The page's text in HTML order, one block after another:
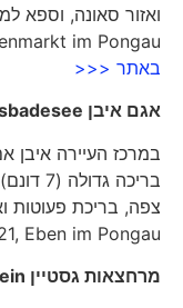
im Pongau.
באתר <<<
אגם איבן
בריכה
צפה, בריכת פעוטות
Eben im Pongau
מרחצאות גסטיין